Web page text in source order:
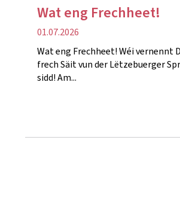
Wat eng Frechheet!
Verëffentlechungsdatum
01.07.2026
Wat eng Frechheet! Wéi vernennt
frech Säit vun der Lëtzebuerger
sidd! Am...